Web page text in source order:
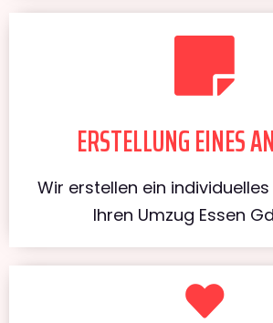
ERSTELLUNG EINES
Wir erstellen ein
Ihren Umzug Essen